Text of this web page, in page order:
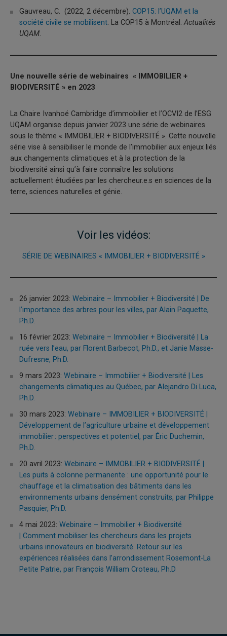
Gauvreau, C. (2022, 2 décembre). COP15: l’UQAM et la
société civile se mobilisent. La COP15 à Montréal.Actualités
UQAM.
Une nouvelle série de webinaires « IMMOBILIER +
BIODIVERSITÉ » en 2023
La Chaire Ivanhoé Cambridge d’immobilier et l’OCVI2 de l’ESG
UQAM organise depuis janvier 2023 une série de webinaires
sous le thème « IMMOBILIER + BIODIVERSITÉ ». Cette nouvelle
série vise à sensibiliser le monde de l’immobilier aux enjeux liés
aux changements climatiques et à la protection de la
biodiversité ainsi qu’à faire connaître les solutions
actuellement étudiées par les chercheur.e.s en sciences de la
terre, sciences naturelles et génie.
Voir les vidéos:
SÉRIE DE WEBINAIRES « IMMOBILIER + BIODIVERSITÉ »
26 janvier 2023: Webinaire – Immobilier + Biodiversité | De
l’importance des arbres pour les villes, par Alain Paquette,
Ph.D.
16 février 2023: Webinaire – Immobilier + Biodiversité | La
ruée vers l’eau, par Florent Barbecot, Ph.D., et Janie Masse-
Dufresne, Ph.D.
9 mars 2023: Webinaire – Immobilier + Biodiversité | Les
changements climatiques au Québec, par Alejandro Di Luca,
Ph.D.
30 mars 2023: Webinaire – IMMOBILIER + BIODIVERSITÉ |
Développement de l’agriculture urbaine et développement
immobilier : perspectives et potentiel, par Éric Duchemin,
Ph.D.
20 avril 2023: Webinaire – IMMOBILIER + BIODIVERSITÉ |
Les puits à colonne permanente : une opportunité pour le
chauffage et la climatisation des bâtiments dans les
environnements urbains densément construits, par Philippe
Pasquier, Ph.D.
4 mai 2023: Webinaire – Immobilier + Biodiversité
| Comment mobiliser les chercheurs dans les projets
urbains innovateurs en biodiversité. Retour sur les
expériences réalisées dans l’arrondissement Rosemont-La
Petite Patrie, par François William Croteau, Ph.D